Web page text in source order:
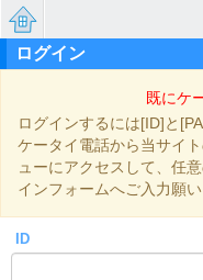
無料で
っと大
ログイン
既にケ
ログインするには[ID]と
ケータイ電話から当サイ
ューにアクセスして、任
インフォームへご入力願い
ID